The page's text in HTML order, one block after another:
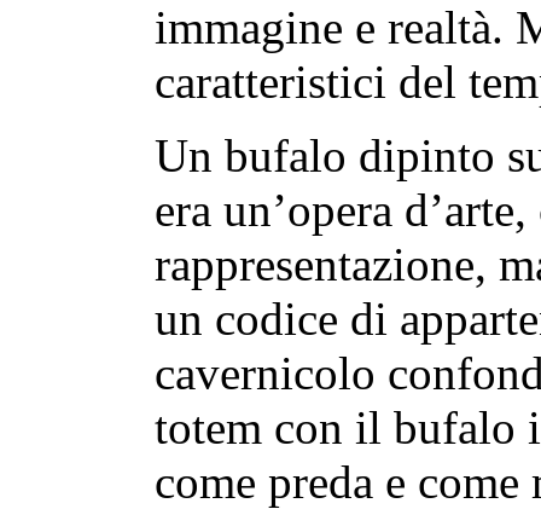
immagine e realtà.
caratteristici del
Un bufalo dipinto
era un’opera
rappresentazione,
un codice di
cavernicolo
totem con il bufalo
come preda e